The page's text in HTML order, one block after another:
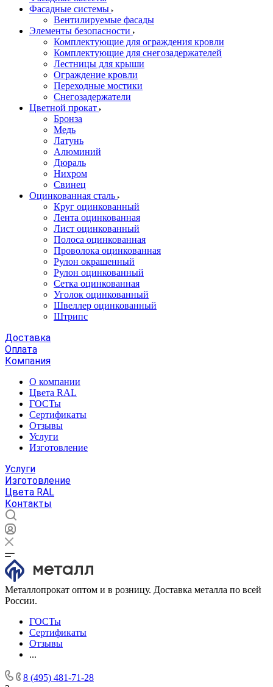
Фасадные системы
Вентилируемые фасады
Элементы безопасности
Комплектующие для ограждения кровли
Комплектующие для снегозадержателей
Лестницы для крыши
Ограждение кровли
Переходные мостики
Снегозадержатели
Цветной прокат
Бронза
Медь
Латунь
Алюминий
Дюраль
Нихром
Свинец
Оцинкованная сталь
Круг оцинкованный
Лента оцинкованная
Лист оцинкованный
Полоса оцинкованная
Проволока оцинкованная
Рулон окрашенный
Рулон оцинкованный
Сетка оцинкованная
Уголок оцинкованный
Швеллер оцинкованный
Штрипс
Доставка
Оплата
Компания
О компании
Цвета RAL
ГОСТы
Сертификаты
Отзывы
Услуги
Изготовление
Услуги
Изготовление
Цвета RAL
Контакты
Металлопрокат оптом и в розницу. Доставка металла по всей
России.
ГОСТы
Сертификаты
Отзывы
...
8 (495) 481-71-28